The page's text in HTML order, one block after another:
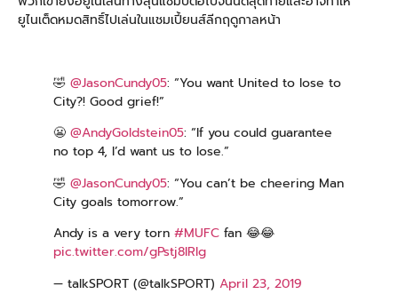
ยูไนเต็ดหมดสิทธิ์ไปเล่นในแชมเปี้ยนส์ลีกฤดูกาลหน้า
🤣 @JasonCundy05: “You want United to lose to
City?! Good grief!”
😬 @AndyGoldstein05: “If you could guarantee
no top 4, I’d want us to lose.”
🤣 @JasonCundy05: “You can’t be cheering Man
City goals tomorrow.”
Andy is a very torn #MUFC fan 😂😂
pic.twitter.com/gPstj8IRIg
— talkSPORT (@talkSPORT) April 23, 2019